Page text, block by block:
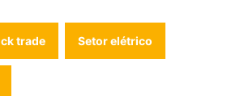
trade Setor elétrico